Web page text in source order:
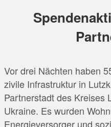
Vor drei Nächten haben
zivile Infrastruktur in
Partnerstadt des Kreises
Ukraine. Es wurden
Energieversorger und